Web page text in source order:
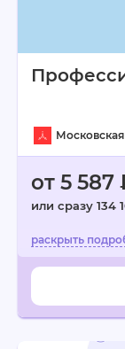
от 5
или сразу 134